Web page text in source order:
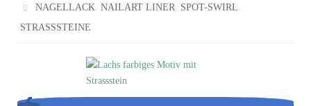
NAGELLACK,NAILART LINER, SPOT-SWIRL,
STRASSSTEINE